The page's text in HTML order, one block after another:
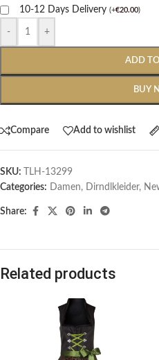
10-12 Days Delivery (+€20.00)
- +
ADD TO
BUY
Compare Add to wishlist
SKU:
TLH-13299
Categories:
Damen, Dirndlkleider,
Share:
Related products